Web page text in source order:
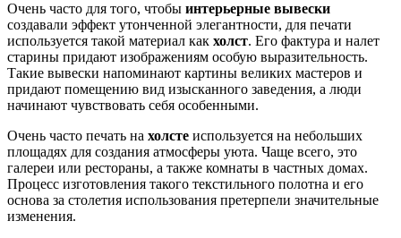
Очень часто для того, чтобы интерьерные вывески
создавали эффект утонченной элегантности, для печати
используется такой материал как холст. Его фактура и налет
старины придают изображениям особую выразительность.
Такие вывески напоминают картины великих мастеров и
придают помещению вид изысканного заведения, а люди
начинают чувствовать себя особенными.
Очень часто печать на холсте используется на небольших
площадях для создания атмосферы уюта. Чаще всего, это
галереи или рестораны, а также комнаты в частных домах.
Процесс изготовления такого текстильного полотна и его
основа за столетия использования претерпели значительные
изменения.